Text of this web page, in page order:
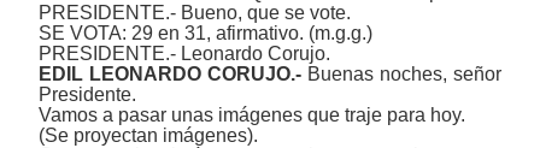
PRESIDENTE.- Bueno, que se vote.
SE VOTA: 29 en 31, afirmativo. (m.g.g.)
PRESIDENTE.- Leonardo Corujo.
EDIL LEONARDO CORUJO.- Buenas noches, señor
Presidente.
Vamos a pasar unas imágenes que traje para hoy.
(Se proyectan imágenes).